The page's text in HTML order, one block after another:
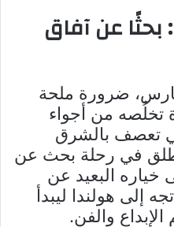
بحثًا عن آفاق
ضرورة ملحة
من أجواء
تعصف بالشرق
في رحلة بحث عن
خياره البعيد عن
إلى هولندا ليبدأ
والفن.